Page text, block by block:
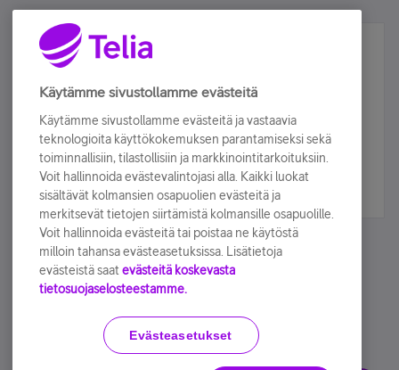
Älä jää paitsi – osallistu ja voita!
Tilaa Telian uutiskirje ja olet mukana arvonnassa.
sähköpostiisi.
Tilaa nyt
Käyttöehdot Accessibility statement
Käytämme sivustollamme evästeitä
Käytämme sivustollamme evästeitä ja vastaavia
teknologioita käyttökokemuksen parantamiseksi sekä
toiminnallisiin, tilastollisiin ja markkinointitarkoituksiin.
Voit hallinnoida evästevalintojasi alla. Kaikki luokat
sisältävät kolmansien osapuolien evästeitä ja
merkitsevät tietojen siirtämistä kolmansille osapuolille.
Voit hallinnoida evästeitä tai poistaa ne käytöstä
milloin tahansa evästeasetuksissa. Lisätietoja
evästeistä saat evästeitä koskevasta
tietosuojaselosteestamme.
Evästeasetukset